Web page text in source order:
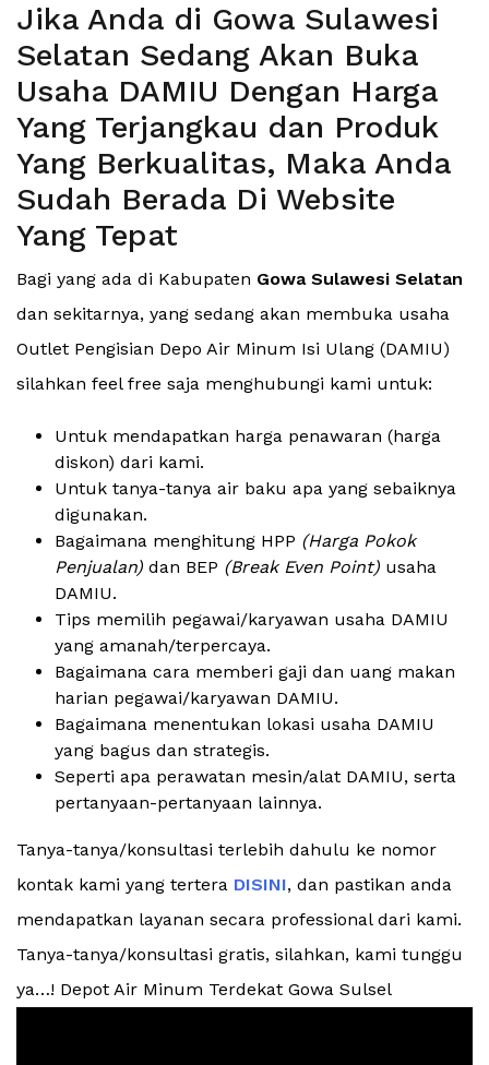
Jika Anda di Gowa Sulawesi
Selatan Sedang Akan Buka
Usaha DAMIU Dengan Harga
Yang Terjangkau dan Produk
Yang Berkualitas, Maka Anda
Sudah Berada Di Website
Yang Tepat
Bagi yang ada di Kabupaten Gowa Sulawesi Selatan
dan sekitarnya, yang sedang akan membuka usaha
Outlet Pengisian Depo Air Minum Isi Ulang (DAMIU)
silahkan feel free saja menghubungi kami untuk:
Untuk mendapatkan harga penawaran (harga
diskon) dari kami.
Untuk tanya-tanya air baku apa yang sebaiknya
digunakan.
Bagaimana menghitung HPP (Harga Pokok
Penjualan) dan BEP (Break Even Point) usaha
DAMIU.
Tips memilih pegawai/karyawan usaha DAMIU
yang amanah/terpercaya.
Bagaimana cara memberi gaji dan uang makan
harian pegawai/karyawan DAMIU.
Bagaimana menentukan lokasi usaha DAMIU
yang bagus dan strategis.
Seperti apa perawatan mesin/alat DAMIU, serta
pertanyaan-pertanyaan lainnya.
Tanya-tanya/konsultasi terlebih dahulu ke nomor
kontak kami yang tertera DISINI, dan pastikan anda
mendapatkan layanan secara professional dari kami.
Tanya-tanya/konsultasi gratis, silahkan, kami tunggu
ya…! Depot Air Minum Terdekat Gowa Sulsel